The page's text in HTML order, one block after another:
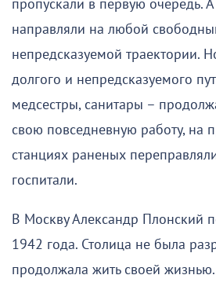
пропускали в первую очередь.
направляли на любой
непредсказуемой траектории.
долгого и непредсказуемого
медсестры, санитары –
свою повседневную работу, на
станциях раненых
госпитали.
В Москву Александр Плонский
1942 года. Столица не была
продолжала жить своей